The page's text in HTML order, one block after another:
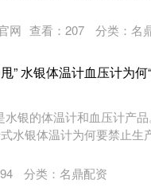
网 查看： 207 分类： 名
” 水银体温计血压计为何
银的体温计和血压计产
水银体温计为何要禁止生
94 分类： 名鼎配资